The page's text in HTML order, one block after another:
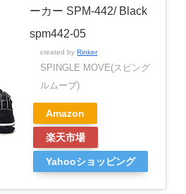
ーカー SPM-442/ Black
spm442-05
created byRinker
SPINGLE MOVE(スピング
ルムーブ)
Amazon
楽天市場
Yahooショッピング